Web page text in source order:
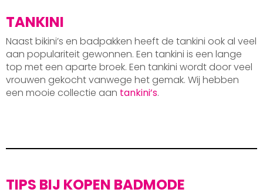
TANKINI
Naast bikini’s en badpakken heeft de tankini ook al veel
aan populariteit gewonnen. Een tankini is een lange
top met een aparte broek. Een tankini wordt door veel
vrouwen gekocht vanwege het gemak. Wij hebben
een mooie collectie aan tankini’s.
TIPS BIJ KOPEN BADMODE